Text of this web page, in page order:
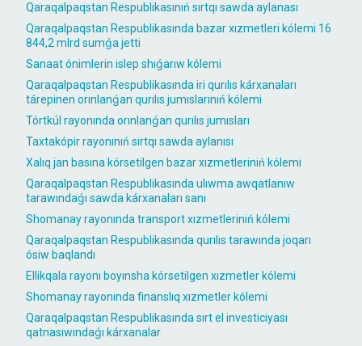
Qaraqalpaqstan Respublikasınıń sırtqı sawda aylanası
Qaraqalpaqstan Respublikasında bazar xızmetleri kólemi 16
844,2 mlrd sumǵa jetti
Sanaat ónimlerin islep shıǵarıw kólemi
Qaraqalpaqstan Respublikasında iri qurılıs kárxanaları
tárepinen orınlanǵan qurılıs jumıslarınıń kólemi
Tórtkúl rayonında orınlanǵan qurılıs jumısları
Taxtakópir rayonınıń sırtqı sawda aylanısı
Xalıq jan basına kórsetilgen bazar xızmetleriniń kólemi
Qaraqalpaqstan Respublikasında ulıwma awqatlanıw
tarawındaǵı sawda kárxanaları sanı
Shomanay rayonında transport xızmetleriniń kólemi
Qaraqalpaqstan Respublikasında qurılıs tarawında joqarı
ósiw baqlandı
Ellikqala rayonı boyınsha kórsetilgen xızmetler kólemi
Shomanay rayonında finanslıq xızmetler kólemi
Qaraqalpaqstan Respublikasında sırt el investiciyası
qatnasıwındaǵı kárxanalar